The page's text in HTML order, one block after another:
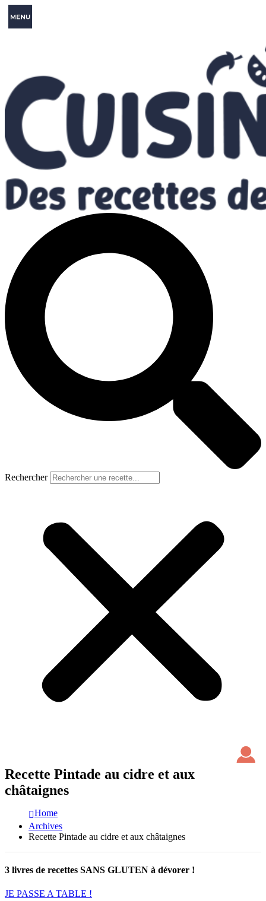
Rechercher
Recette Pintade au cidre et aux
châtaignes
Home
Archives
Recette Pintade au cidre et aux châtaignes
3 livres de recettes SANS GLUTEN à dévorer !
JE PASSE A TABLE !